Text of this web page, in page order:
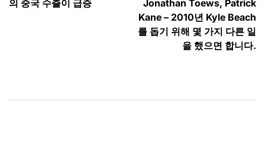
의 중국 수출이 급증
Jonathan Toews, Patrick
Kane – 2010년 Kyle Beach
를 돕기 위해 몇 가지 다른 일
을 했으면 합니다.